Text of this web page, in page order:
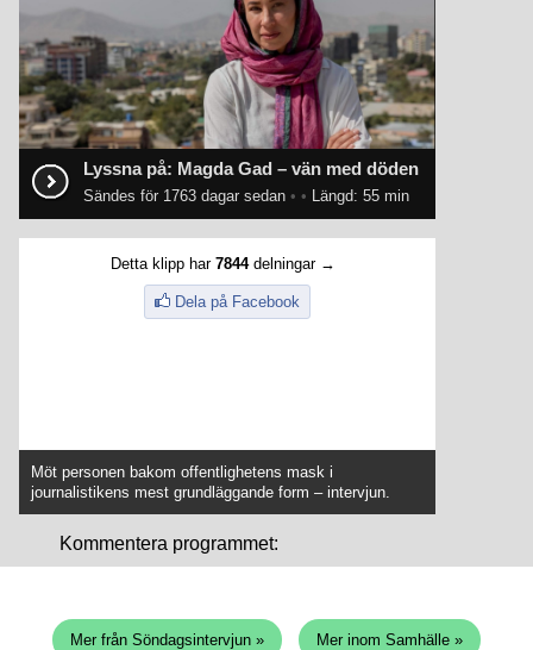
Lyssna på: Magda Gad – vän med döden
Sändes för 1763 dagar sedan • • Längd: 55 min
Detta klipp har 7844delningar →
Dela på Facebook
Möt personen bakom offentlighetens mask i
journalistikens mest grundläggande form – intervjun.
Kommentera programmet:
Mer från Söndagsintervjun » Mer inom Samhälle »